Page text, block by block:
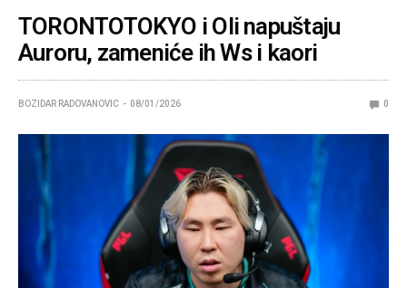
TORONTOTOKYO i Oli napuštaju
Auroru, zameniće ih Ws i kaori
BOZIDAR RADOVANOVIC 08/01/2026 0